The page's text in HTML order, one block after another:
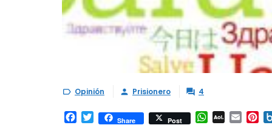
 Opinión  Prisionero  4
Facebook
TwitterShare Post WhatsApp
AOL Email